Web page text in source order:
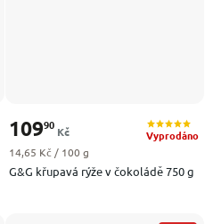
G&G křupavá rýže v čokoládě 750 g
Vyprodáno
10990
Kč
Měrná cena:
14,65 Kč / 100 g